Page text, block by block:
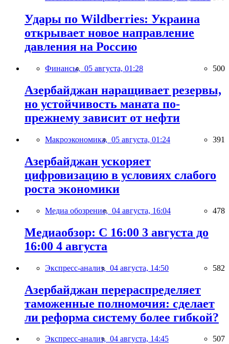
Удары по Wildberries: Украина
открывает новое направление
давления на Россию
Финансы, 05 августа, 01:28 500
Азербайджан наращивает резервы,
но устойчивость маната по-
прежнему зависит от нефти
Макроэкономика, 05 августа, 01:24 391
Азербайджан ускоряет
цифровизацию в условиях слабого
роста экономики
Медиа обозрение, 04 августа, 16:04 478
Медиаобзор: С 16:00 3 августа до
16:00 4 августа
Экспресс-анализ, 04 августа, 14:50 582
Азербайджан перераспределяет
таможенные полномочия: сделает
ли реформа систему более гибкой?
Экспресс-анализ, 04 августа, 14:45 507